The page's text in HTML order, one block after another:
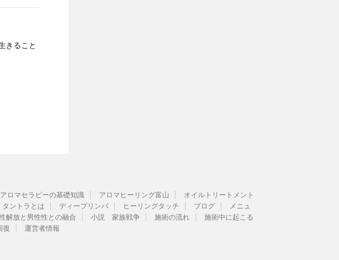
きること
アロマセラピーの基礎知識 アロマヒーリング富山
オイルトリートメント
タントラとは ディープリンパ ヒーリングタッチ ブログ
メニュ
解放と男性性との融合 小説 家族戦争 施術の流れ
施術中に起こる
復 運営者情報